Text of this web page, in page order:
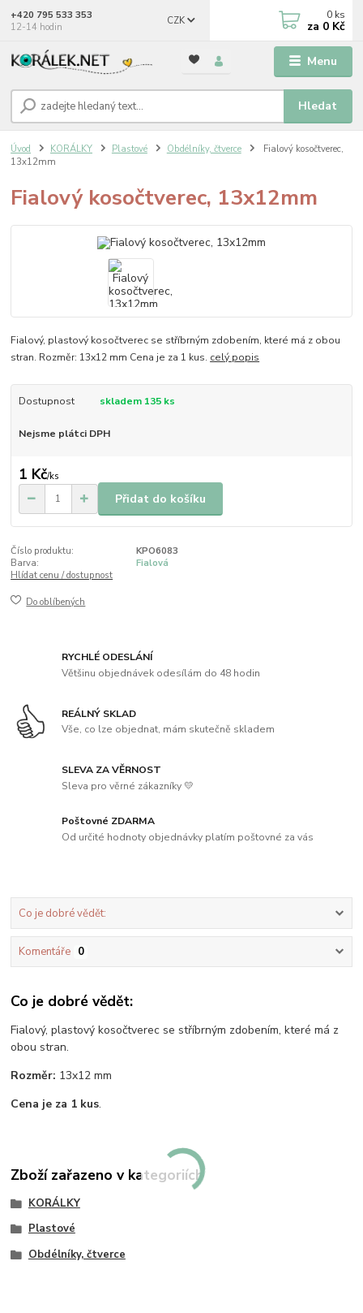
Menu
CZK
Hledat
+420 795 533 353
12-14 hodin
0 ks
za 0 Kč
Úvod KORÁLKY Plastové Obdélníky, čtverce
Fialový kosočtverec,
13x12mm
Fialový kosočtverec, 13x12mm
Fialový, plastový kosočtverec se stříbrným zdobením, které má z obou
stran. Rozměr: 13x12 mm Cena je za 1 kus. celý popis
Dostupnost skladem 135 ks
Nejsme plátci DPH
1 Kč/ks
Přidat do košíku
Číslo produktu:
KPO6083
Barva:
Fialová
Hlídat cenu / dostupnost
Do oblíbených
RYCHLÉ ODESLÁNÍ
Většinu objednávek odesílám do 48 hodin
REÁLNÝ SKLAD
Vše, co lze objednat, mám skutečně skladem
SLEVA ZA VĚRNOST
Sleva pro věrné zákazníky 💛
Poštovné ZDARMA
Od určité hodnoty objednávky platím poštovné za vás
Co je dobré vědět:
Komentáře 0
Co je dobré vědět:
Fialový, plastový kosočtverec se stříbrným zdobením, které má z
obou stran.
Rozměr: 13x12 mm
Cena je za 1 kus.
Zboží zařazeno v kategoriích
KORÁLKY
Plastové
Obdélníky, čtverce